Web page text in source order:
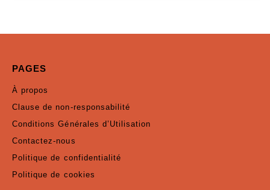
PAGES
À propos
Clause de non-responsabilité
Conditions Générales d’Utilisation
Contactez-nous
Politique de confidentialité
Politique de cookies